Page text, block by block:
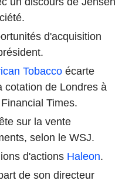
d'acquisition
Tobacco écarte
cotation de Londres à
Times.
sur la vente
selon le WSJ.
d'actions Haleon.
de son directeur